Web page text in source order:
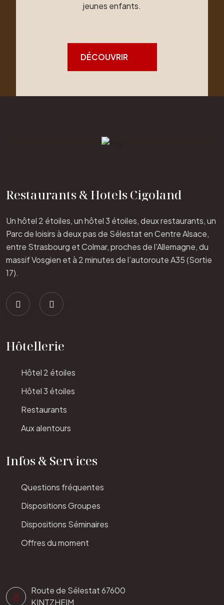
jeunes enfants.
DÉCOUVRIR
Restaurants & Hotels Cigoland
Un hôtel 2 étoiles, un hôtel 3 étoiles, deux restaurants, un
Parc de loisirs à deux pas de Sélestat en Centre Alsace,
entre Strasbourg et Colmar, proches de l'Allemagne, du
massif Vosgien et à 2 minutes de l’autoroute A35 (Sortie
17).
Hôtellerie
Hôtel 2 étoiles
Hôtel 3 étoiles
Restaurants
Aux alentours
Infos & Services
Questions fréquentes
Dispositions Groupes
Dispositions Séminaires
Offres du moment
Route de Sélestat 67600
KINTZHEIM